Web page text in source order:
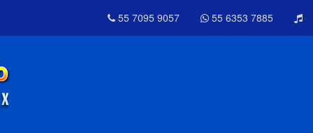
55 7095 9057 55 6353 7885